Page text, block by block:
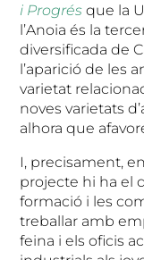
i Progrés que la
l’Anoia és la
diversificada de
l’aparició de les
varietat
noves varietats
alhora que
I, precisament,
projecte hi ha el
formació i les
treballar amb
feina i els oficis